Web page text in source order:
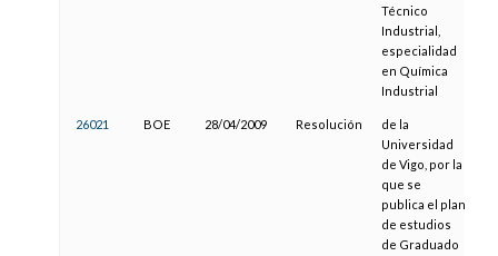
Técnico
Industrial,
especialidad
en Química
Industrial
26021 BOE 28/04/2009 Resolución
de la
Universidad
de Vigo, por la
que se
publica el plan
de estudios
de Graduado